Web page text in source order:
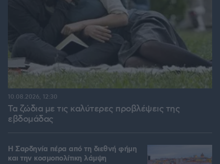
Τα ζώδια με τις καλύτερες προβλέψεις της
εβδομάδας
10.08.2026, 12:30
Η Σαρδηνία πέρα από τη διεθνή φήμη
και την κοσμοπολίτικη λάμψη